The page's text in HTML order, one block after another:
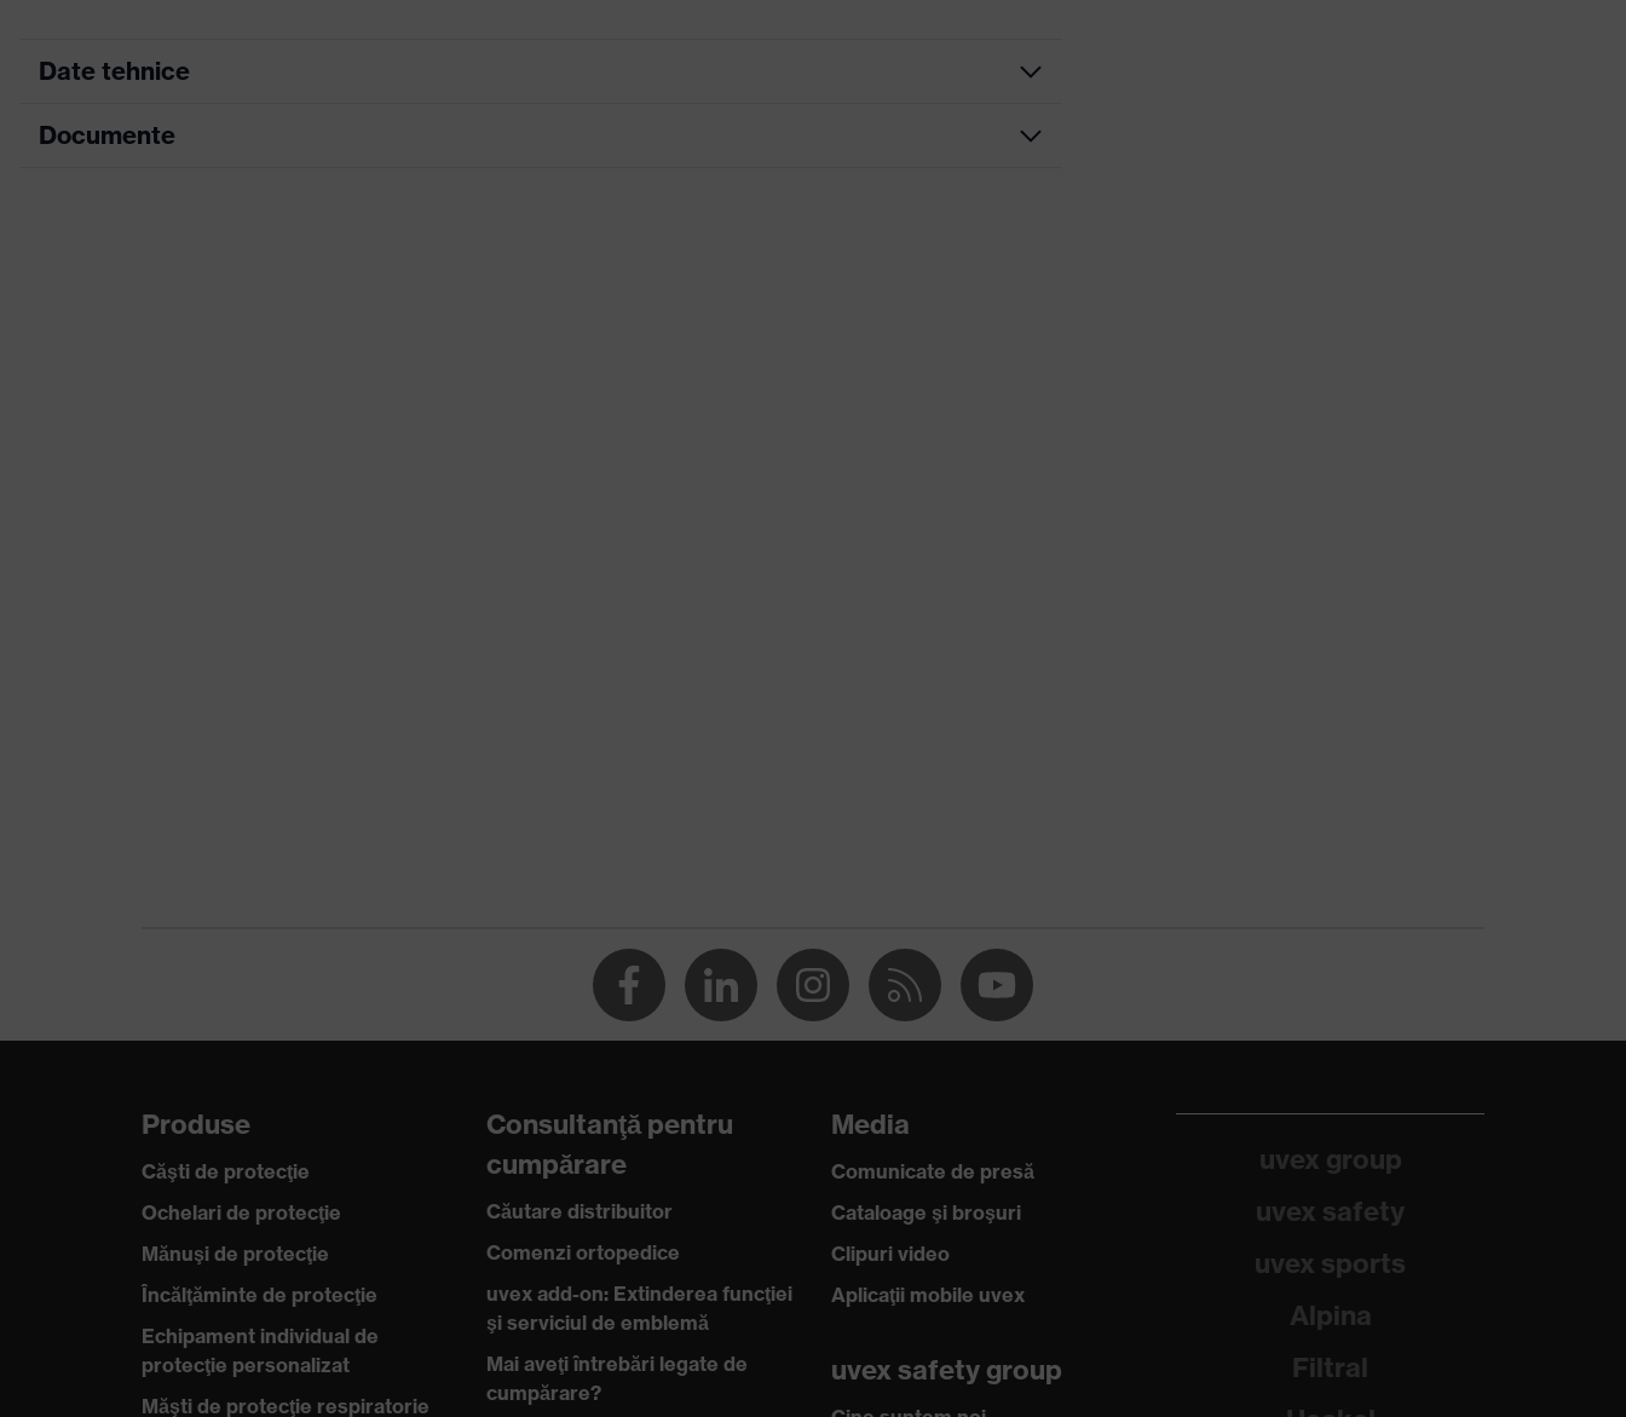
Date tehnice
Culoare marketing
Îmbrăcăminte de protecţie la sudură
Clasă de protecţie sudori Clasa 2
Închidere
Certificate STANDARDUL OEKO-TEX® 100 (S20-0516)
Standard EN ISO 11611:2015, EN 1149-5:2018, EN ISO 11612:2015
Documente
Produse
Căşti de protecţie
Ochelari de protecţie
Mănuşi de protecţie
Încălţăminte de protecţie
Echipament individual de
protecţie personalizat
Măşti de protecţie respiratorie
Consultanţă pentru
cumpărare
Căutare distribuitor
Comenzi ortopedice
uvex add-on: Extinderea funcţiei
şi serviciul de emblemă
Mai aveţi întrebări legate de
cumpărare?
Media
Comunicate de presă
Cataloage şi broşuri
Clipuri video
Aplicaţii mobile uvex
uvex safety group
uvex group
uvex safety
uvex sports
Alpina
Filtral